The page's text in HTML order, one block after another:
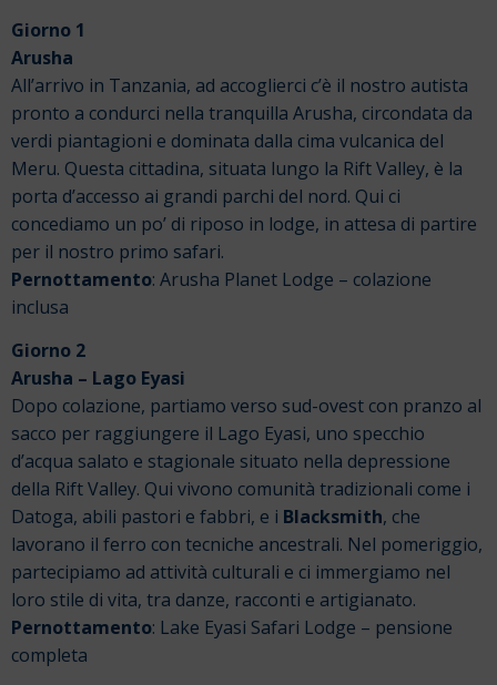
Giorno 1
Arusha
All’arrivo in Tanzania, ad accoglierci c’è il nostro autista
pronto a condurci nella tranquilla Arusha, circondata da
verdi piantagioni e dominata dalla cima vulcanica del
Meru. Questa cittadina, situata lungo la Rift Valley, è la
porta d’accesso ai grandi parchi del nord. Qui ci
concediamo un po’ di riposo in lodge, in attesa di partire
per il nostro primo safari.
Pernottamento: Arusha Planet Lodge – colazione
inclusa
Giorno 2
Arusha – Lago Eyasi
Dopo colazione, partiamo verso sud-ovest con pranzo al
sacco per raggiungere il Lago Eyasi, uno specchio
d’acqua salato e stagionale situato nella depressione
della Rift Valley. Qui vivono comunità tradizionali come i
Datoga, abili pastori e fabbri, e i Blacksmith, che
lavorano il ferro con tecniche ancestrali. Nel pomeriggio,
partecipiamo ad attività culturali e ci immergiamo nel
loro stile di vita, tra danze, racconti e artigianato.
Pernottamento: Lake Eyasi Safari Lodge – pensione
completa